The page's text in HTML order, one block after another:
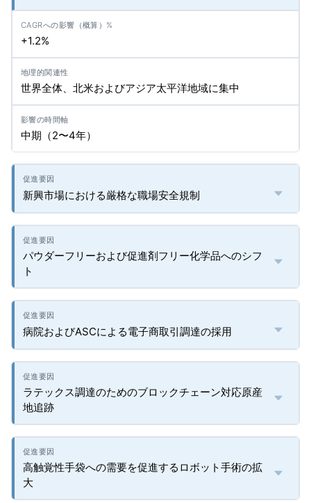
+1.2%
世界全体、北米およびアジア太平洋地域に集中
中期（2〜4年）
新興市場における厳格な職場安全規制
パウダーフリーおよび促進剤フリー化学品へのシフ
ト
病院およびASCによる電子商取引調達の採用
ラテックス調達のためのブロックチェーン対応原産
地追跡
高触覚性手袋への需要を促進するロボット手術の拡
大